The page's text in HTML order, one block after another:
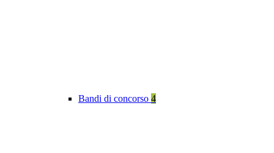
Bandi di concorso 4